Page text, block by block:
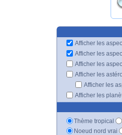
Afficher les
Afficher les
Afficher les
Afficher les
Afficher les
Afficher les
Thème tropical
Noeud nord vrai